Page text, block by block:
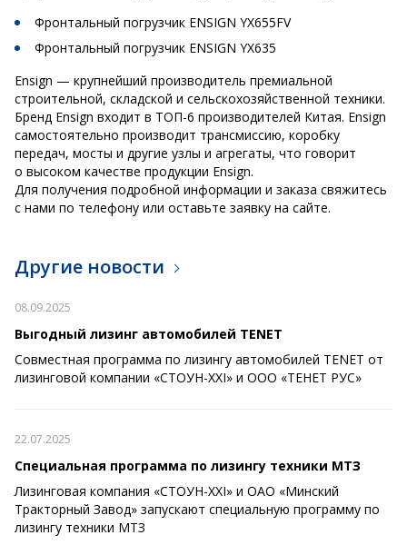
Фронтальный погрузчик ENSIGN YX655FV
Фронтальный погрузчик ENSIGN YX635
Ensign — крупнейший производитель премиальной
строительной, складской и сельскохозяйственной техники.
Бренд Ensign входит в ТОП-6 производителей Китая. Ensign
самостоятельно производит трансмиссию, коробку
передач, мосты и другие узлы и агрегаты, что говорит
о высоком качестве продукции Ensign.
Для получения подробной информации и заказа свяжитесь
с нами по телефону или оставьте заявку на сайте.
Другие новости
08.09.2025
Выгодный лизинг автомобилей TENET
Совместная программа по лизингу автомобилей TENET от
лизинговой компании «СТОУН-XXI» и ООО «ТЕНЕТ РУС»
22.07.2025
Специальная программа по лизингу техники МТЗ
Лизинговая компания «СТОУН-XXI» и ОАО «Минский
Тракторный Завод» запускают специальную программу по
лизингу техники МТЗ